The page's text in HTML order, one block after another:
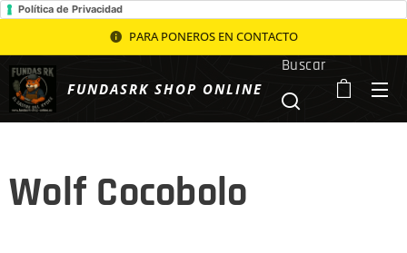
Política de Privacidad
PARA PONEROS EN CONTACTO
FUNDASRK SHOP ONLINE
Buscar
Wolf Cocobolo